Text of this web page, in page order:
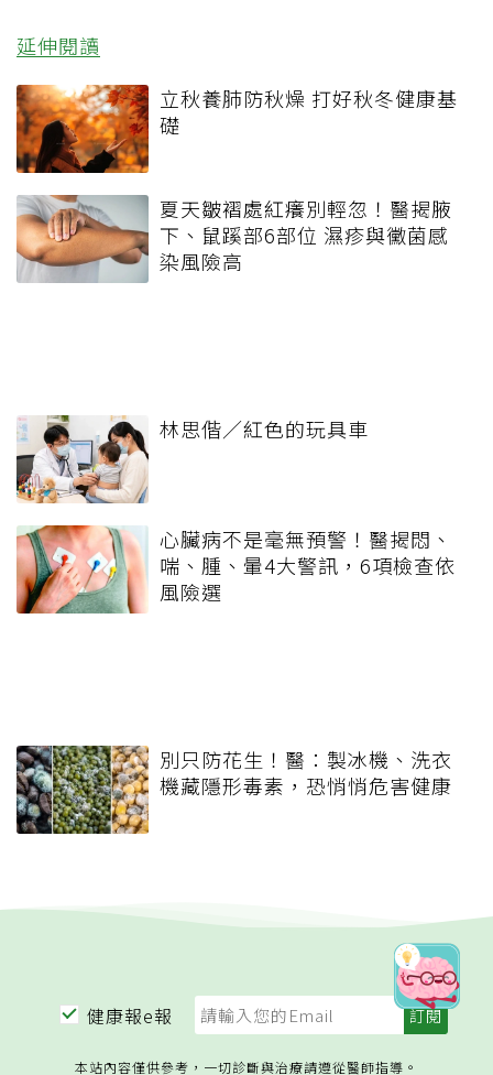
延伸閱讀
立秋養肺防秋燥 打好秋冬健康基
礎
夏天皺褶處紅癢別輕忽！醫揭腋
下、鼠蹊部6部位 濕疹與黴菌感
染風險高
林思偕／紅色的玩具車
心臟病不是毫無預警！醫揭悶、
喘、腫、暈4大警訊，6項檢查依
風險選
別只防花生！醫：製冰機、洗衣
機藏隱形毒素，恐悄悄危害健康
健康報e報
本站內容僅供參考，一切診斷與治療請遵從醫師指導。